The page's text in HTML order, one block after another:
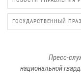
ГОСУДАРСТВЕННЫЙ
Пресс-
национальной